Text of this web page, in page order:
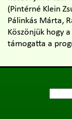
(Pintérné Klein
Pálinkás Márta,
Köszönjük hogy
támogatta a